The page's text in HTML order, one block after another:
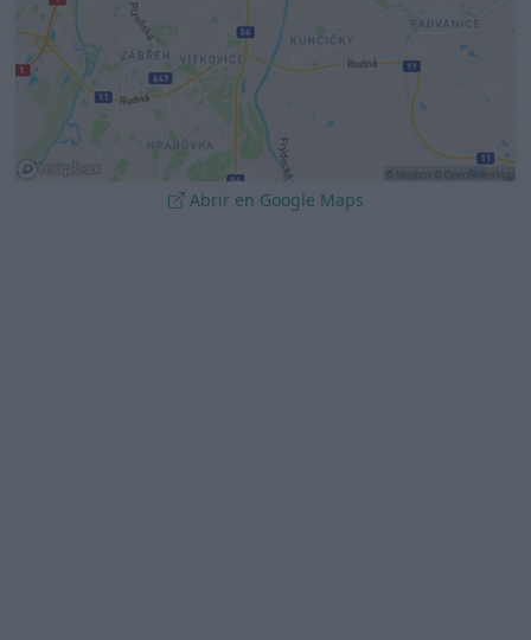
Abrir en Google Maps